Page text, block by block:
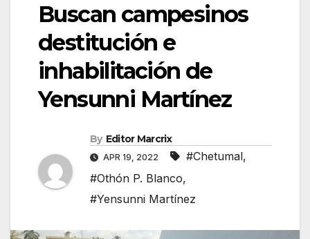
Buscan campesinos
destitución e
inhabilitación de
Yensunni Martínez
By Editor Marcrix
APR 19, 2022 #Chetumal,
#Othón P. Blanco,
#Yensunni Martínez